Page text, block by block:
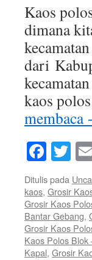
Kaos
dimana
dari
kaos
membaca
Ditulis pada
kaos, Grosir
Grosir Kaos
Bantar Gebang,
Grosir Kaos
Kaos Polos Blok
Kapal, Grosir